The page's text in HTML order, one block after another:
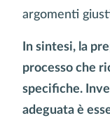
argomenti
In sintesi, la
processo che
specifiche.
adeguata è